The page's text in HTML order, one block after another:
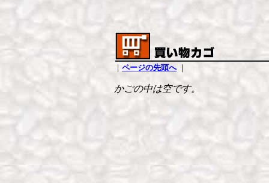
｜ ページの先頭へ｜
かごの中は空です。